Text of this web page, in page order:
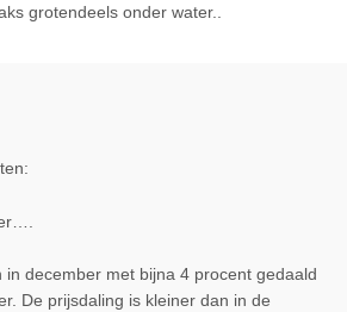
grotendeels onder water..
december met bijna 4 procent gedaald
De prijsdaling is kleiner dan in de